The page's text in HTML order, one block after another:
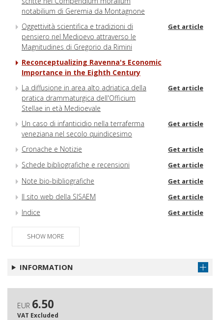
notabilium di Geremia da Montagnone
Oggettività scientifica e tradizioni di
pensiero nel Medioevo attraverso le
Magnitudines di Gregorio da Rimini
Get article
Reconceptualizing Ravenna's Economic
Importance in the Eighth Century
La diffusione in area alto adriatica della
pratica drammaturgica dell'Officium
Stellae in età Medioevale
Get article
Un caso di infanticidio nella terraferma
veneziana nel secolo quindicesimo
Get article
Cronache e Notizie Get article
Schede bibliografiche e recensioni Get article
Note bio-bibliografiche Get article
Il sito web della SISAEM Get article
Indice Get article
SHOW MORE
INFORMATION
EUR 6.50
VAT Excluded